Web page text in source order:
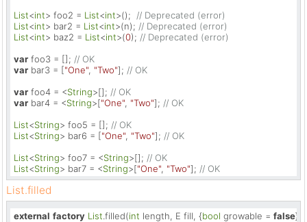
List<int> foo2 = List<int>(); // Deprecated (error)
List<int> bar2 = List<int>(n); // Deprecated (error)
List<int> baz2 = List<int>(0); // Deprecated (error)
var foo3 = []; // OK
var bar3 = ["One", "Two"]; // OK
var foo4 = <String>[]; // OK
var bar4 = <String>["One", "Two"]; // OK
List<String> foo5 = []; // OK
List<String> bar6 = ["One", "Two"]; // OK
List<String> foo7 = <String>[]; // OK
List<String> bar7 = <String>["One", "Two"]; // OK
List.filled
external factory List .filled(int length, E fill, {bool growable = false});